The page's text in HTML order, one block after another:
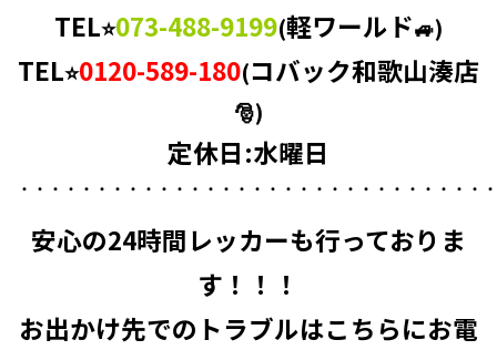
TEL⭐073-488-9199(軽ワールド🚙)
TEL⭐0120-589-180(コバック和歌山湊店
🎅)
定休日:水曜日
・・・・・・・・・・・・・・・・・・・・・・・・・・・・・・・
安心の24時間レッカーも行っておりま
す！！！
お出かけ先でのトラブルはこちらにお電